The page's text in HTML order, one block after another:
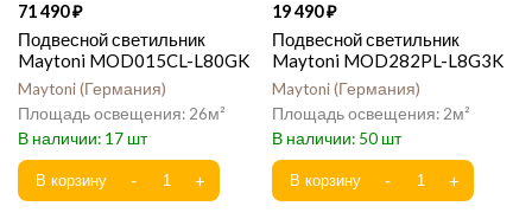
71 490
Подвесной светильник
Maytoni MOD015CL-L80GK
Maytoni Германия
26
17
19 490
Подвесной светильник
Maytoni MOD282PL-L8G3K
Maytoni Германия
2
50